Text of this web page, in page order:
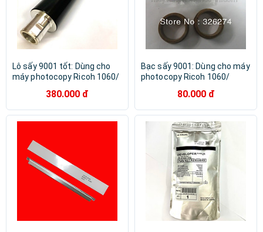
Lô sấy 9001 tốt: Dùng cho
máy photocopy Ricoh 1060/
- Hàng nhập khẩu )
380.000 đ
Bạc sấy 9001: Dùng cho máy
photocopy Ricoh 1060/
- Hàng nhập khẩu )
80.000 đ